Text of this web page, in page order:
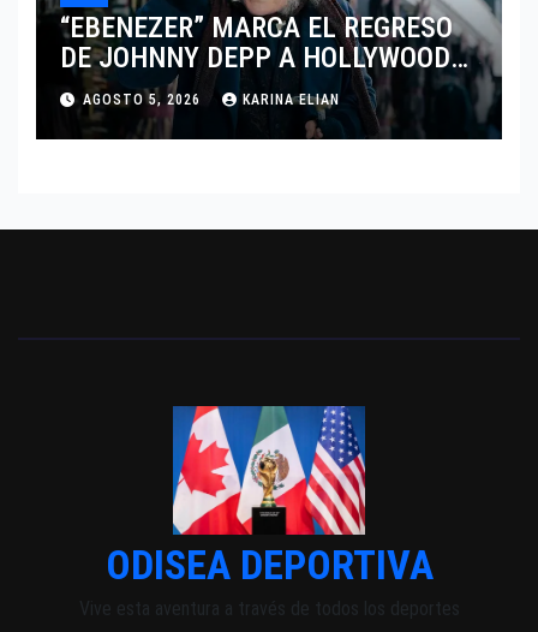
“EBENEZER” MARCA EL REGRESO
DE JOHNNY DEPP A HOLLYWOOD
TRAS SU PASO POR EL CINE
INDEPENDIENTE EUROPEO
AGOSTO 5, 2026 KARINA ELIAN
ODISEA DEPORTIVA
Vive esta aventura a través de todos los deportes